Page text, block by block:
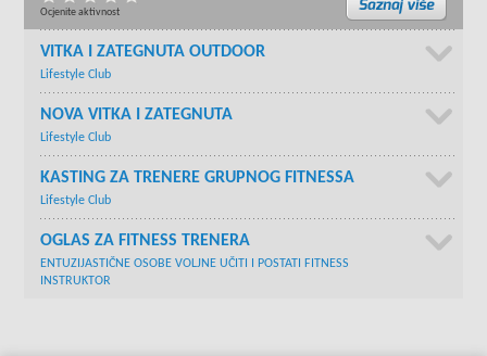
Ocjenite aktivnost
VITKA I ZATEGNUTA OUTDOOR
Lifestyle Club
NOVA VITKA I ZATEGNUTA
Lifestyle Club
KASTING ZA TRENERE GRUPNOG FITNESSA
Lifestyle Club
OGLAS ZA FITNESS TRENERA
ENTUZIJASTIČNE OSOBE VOLJNE UČITI I POSTATI FITNESS
INSTRUKTOR